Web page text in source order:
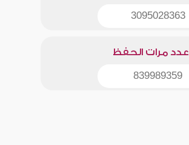
3095028363
عدد مرات الحفظ
839989359